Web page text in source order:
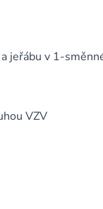
jeřábu v 1-
VZV